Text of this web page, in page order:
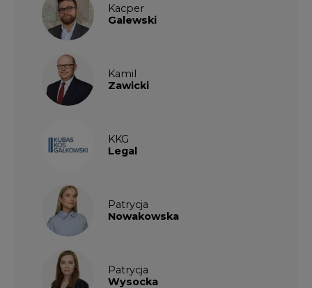
Kacper
Galewski
Kamil
Zawicki
KKG
Legal
Patrycja
Nowakowska
Patrycja
Wysocka